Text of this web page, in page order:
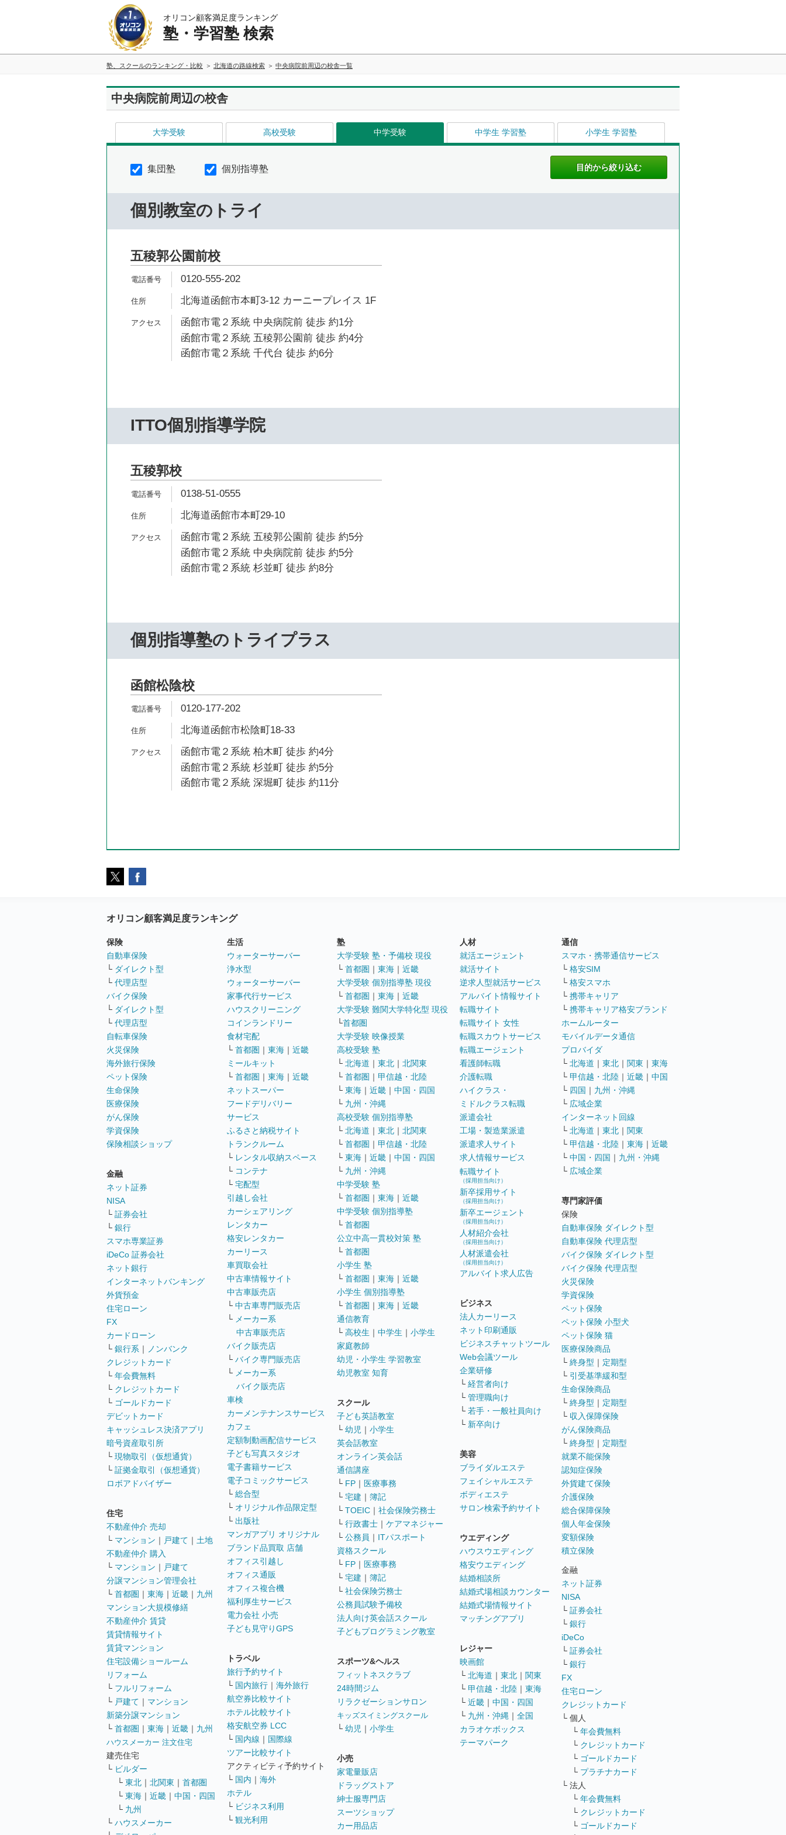
オリコン顧客満足度ランキング
塾・学習塾 検索
塾、スクールのランキング・比較 北海道の路線検索 中央病院前周辺の校舎一覧
中央病院前周辺の校舎
大学受験 高校受験 中学受験 中学生 学習塾 小学生 学習塾
集団塾 個別指導塾
個別教室のトライ
五稜郭公園前校
0120-555-202
北海道函館市本町3-12 カーニープレイス 1F
函館市電２系統 中央病院前 徒歩 約1分
函館市電２系統 五稜郭公園前 徒歩 約4分
函館市電２系統 千代台 徒歩 約6分
ITTO個別指導学院
五稜郭校
0138-51-0555
北海道函館市本町29-10
函館市電２系統 五稜郭公園前 徒歩 約5分
函館市電２系統 中央病院前 徒歩 約5分
函館市電２系統 杉並町 徒歩 約8分
個別指導塾のトライプラス
函館松陰校
0120-177-202
北海道函館市松陰町18-33
函館市電２系統 柏木町 徒歩 約4分
函館市電２系統 杉並町 徒歩 約5分
函館市電２系統 深堀町 徒歩 約11分
オリコン顧客満足度ランキング
保険
自動車保険
└ ダイレクト型
└ 代理店型
バイク保険
└ ダイレクト型
└ 代理店型
自転車保険
火災保険
海外旅行保険
ペット保険
生命保険
医療保険
がん保険
学資保険
保険相談ショップ
金融
ネット証券
NISA
└ 証券会社
└ 銀行
スマホ専業証券
iDeCo 証券会社
ネット銀行
インターネットバンキング
外貨預金
住宅ローン
FX
カードローン
└ 銀行系 ｜
ノンバンク
クレジットカード
└ 年会費無料
└ クレジットカード
└ ゴールドカード
デビットカード
キャッシュレス決済アプリ
暗号資産取引所
└ 現物取引（仮想通貨）
└ 証拠金取引（仮想通貨）
ロボアドバイザー
住宅
不動産仲介 売却
└ マンション ｜ 戸建て ｜ 土地
不動産仲介 購入
└ マンション ｜ 戸建て
分譲マンション管理会社
└ 首都圏 ｜ 東海 ｜ 近畿 ｜ 九州
マンション大規模修繕
不動産仲介 賃貸
賃貸情報サイト
賃貸マンション
住宅設備ショールーム
リフォーム
└ フルリフォーム
└ 戸建て ｜ マンション
新築分譲マンション
└ 首都圏 ｜ 東海 ｜ 近畿 ｜ 九州
ハウスメーカー 注文住宅
建売住宅
└ ビルダー
└ 東北 ｜ 北関東 ｜ 首都圏
└ 東海 ｜ 近畿 ｜ 中国・四国
└ 九州
└ ハウスメーカー
生活
ウォーターサーバー
浄水型
ウォーターサーバー
家事代行サービス
ハウスクリーニング
コインランドリー
食材宅配
└ 首都圏 ｜ 東海 ｜ 近畿
ミールキット
└ 首都圏 ｜ 東海 ｜ 近畿
ネットスーパー
フードデリバリー
サービス
ふるさと納税サイト
トランクルーム
└ レンタル収納スペース
└ コンテナ
└ 宅配型
引越し会社
カーシェアリング
レンタカー
格安レンタカー
カーリース
車買取会社
中古車情報サイト
中古車販売店
└ 中古車専門販売店
└ メーカー系
中古車販売店
バイク販売店
└ バイク専門販売店
└ メーカー系
バイク販売店
車検
カーメンテナンスサービス
カフェ
定額制動画配信サービス
子ども写真スタジオ
電子書籍サービス
電子コミックサービス
└ 総合型
└ オリジナル作品限定型
└ 出版社
マンガアプリ オリジナル
ブランド品買取 店舗
オフィス引越し
オフィス通販
オフィス複合機
福利厚生サービス
電力会社 小売
子ども見守りGPS
トラベル
旅行予約サイト
└ 国内旅行 ｜ 海外旅行
航空券比較サイト
ホテル比較サイト
格安航空券 LCC
└ 国内線 ｜ 国際線
ツアー比較サイト
アクティビティ予約サイト
└ 国内 ｜ 海外
ホテル
└ ビジネス利用
└ 観光利用
塾
大学受験 塾・予備校 現役
└ 首都圏 ｜ 東海 ｜ 近畿
大学受験 個別指導塾 現役
└ 首都圏 ｜ 東海 ｜ 近畿
大学受験 難関大学特化型 現役
└首都圏
大学受験 映像授業
高校受験 塾
└ 北海道 ｜ 東北 ｜ 北関東
└ 首都圏 ｜ 甲信越・北陸
└ 東海 ｜ 近畿 ｜ 中国・四国
└ 九州・沖縄
高校受験 個別指導塾
└ 北海道 ｜ 東北 ｜ 北関東
└ 首都圏 ｜ 甲信越・北陸
└ 東海 ｜ 近畿 ｜ 中国・四国
└ 九州・沖縄
中学受験 塾
└ 首都圏 ｜ 東海 ｜ 近畿
中学受験 個別指導塾
└ 首都圏
公立中高一貫校対策 塾
└ 首都圏
小学生 塾
└ 首都圏 ｜ 東海 ｜ 近畿
小学生 個別指導塾
└ 首都圏 ｜ 東海 ｜ 近畿
通信教育
└ 高校生 ｜ 中学生 ｜ 小学生
家庭教師
幼児・小学生 学習教室
幼児教室 知育
スクール
子ども英語教室
└ 幼児 ｜ 小学生
英会話教室
オンライン英会話
通信講座
└ FP ｜ 医療事務
└ 宅建 ｜ 簿記
└ TOEIC ｜ 社会保険労務士
└ 行政書士 ｜ ケアマネジャー
└ 公務員 ｜ ITパスポート
資格スクール
└ FP ｜ 医療事務
└ 宅建 ｜ 簿記
└ 社会保険労務士
公務員試験予備校
法人向け英会話スクール
子どもプログラミング教室
スポーツ&ヘルス
フィットネスクラブ
24時間ジム
リラクゼーションサロン
キッズスイミングスクール
└ 幼児 ｜ 小学生
小売
家電量販店
ドラッグストア
紳士服専門店
スーツショップ
カー用品店
人材
就活エージェント
就活サイト
逆求人型就活サービス
アルバイト情報サイト
転職サイト
転職サイト 女性
転職スカウトサービス
転職エージェント
看護師転職
介護転職
ハイクラス・
ミドルクラス転職
派遣会社
工場・製造業派遣
派遣求人サイト
求人情報サービス
転職サイト
（採用担当向け）
新卒採用サイト
（採用担当向け）
新卒エージェント
（採用担当向け）
人材紹介会社
（採用担当向け）
人材派遣会社
（採用担当向け）
アルバイト求人広告
ビジネス
法人カーリース
ネット印刷通販
ビジネスチャットツール
Web会議ツール
企業研修
└ 経営者向け
└ 管理職向け
└ 若手・一般社員向け
└ 新卒向け
美容
ブライダルエステ
フェイシャルエステ
ボディエステ
サロン検索予約サイト
ウエディング
ハウスウエディング
格安ウエディング
結婚相談所
結婚式場相談カウンター
結婚式場情報サイト
マッチングアプリ
レジャー
映画館
└ 北海道 ｜ 東北 ｜ 関東
└ 甲信越・北陸 ｜ 東海
└ 近畿 ｜ 中国・四国
└ 九州・沖縄 ｜ 全国
カラオケボックス
テーマパーク
通信
スマホ・携帯通信サービス
└ 格安SIM
└ 格安スマホ
└ 携帯キャリア
└ 携帯キャリア格安ブランド
ホームルーター
モバイルデータ通信
プロバイダ
└ 北海道 ｜ 東北 ｜ 関東 ｜ 東海
└ 甲信越・北陸 ｜ 近畿 ｜ 中国
└ 四国 ｜ 九州・沖縄
└ 広域企業
インターネット回線
└ 北海道 ｜ 東北 ｜ 関東
└ 甲信越・北陸 ｜ 東海 ｜ 近畿
└ 中国・四国 ｜ 九州・沖縄
└ 広域企業
専門家評価
保険
自動車保険 ダイレクト型
自動車保険 代理店型
バイク保険 ダイレクト型
バイク保険 代理店型
火災保険
学資保険
ペット保険
ペット保険 小型犬
ペット保険 猫
医療保険商品
└ 終身型 ｜ 定期型
└ 引受基準緩和型
生命保険商品
└ 終身型 ｜ 定期型
└ 収入保障保険
がん保険商品
└ 終身型 ｜ 定期型
就業不能保険
認知症保険
外貨建て保険
介護保険
総合保障保険
個人年金保険
変額保険
積立保険
金融
ネット証券
NISA
└ 証券会社
└ 銀行
iDeCo
└ 証券会社
└ 銀行
FX
住宅ローン
クレジットカード
└ 個人
└ 年会費無料
└ クレジットカード
└ ゴールドカード
└ プラチナカード
└ 法人
└ 年会費無料
└ クレジットカード
└ ゴールドカード